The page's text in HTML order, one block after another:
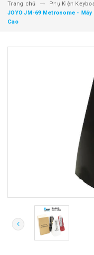
Trang chủ
Phụ Kiện
JOYO JM-69 Metronome -
Cao